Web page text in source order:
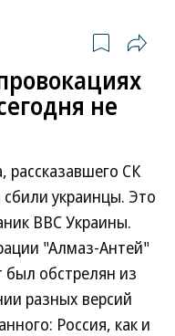
не
рассказавшего СК
украинцы. Это
ВВС Украины.
"Алмаз-Антей"
был обстрелян из
разных версий
Россия, как и